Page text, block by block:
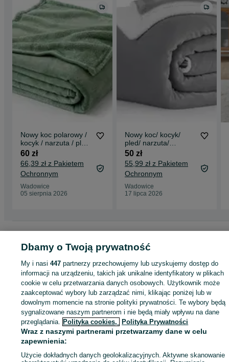
Nowy koc polarowy /
kocyk / narzuta / pled
/ 130x150cm / A2380!
60 zł
66,39 zł z Pakietem
Ochronnym
Wadowice
05 sierpnia 2026
Nowy koc/ kocyk/
pled/ narzuta/
130x150cm/ OMERAI
!7579!
50 zł
55,99 zł z Pakietem
Ochronnym
Wadowice
17 lipca 2026
Koce - Wadowice
KATEGORIA
899098626 Wyświetlenia:
Kup
Dbamy o Twoją prywatność
My i nasi447 partnerzy przechowujemy lub uzyskujemy dostęp do
informacji na urządzeniu, takich jak unikalne identyfikatory w plikach
cookie w celu przetwarzania danych osobowych. Użytkownik może
zaakceptować wybory lub zarządzać nimi, klikając poniżej lub w
dowolnym momencie na stronie polityki prywatności. Te wybory będą
sygnalizowane naszym partnerom i nie będą miały wpływu na dane
przeglądania. Polityka cookies, Polityka Prywatności
Wraz z naszymi partnerami przetwarzamy dane w celu
zapewnienia:
Użycie dokładnych danych geolokalizacyjnych. Aktywne skanowanie